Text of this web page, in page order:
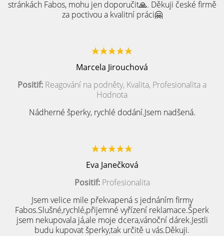
stránkách Fabos, mohu jen doporučit🙏. Děkuji české firmě
za poctivou a kvalitní práci🤗
Marcela Jirouchová
Positif: Reagování na podněty, Kvalita, Profesionalita a
Hodnota
Nádherné šperky, rychlé dodání.Jsem nadšená.
Eva Janečková
Positif:Profesionalita
Jsem velice mile překvapená s jednáním firmy
Fabos.Slušné,rychlé,přijemné vyřízení reklamace.Šperk
jsem nekupovala já,ale moje dcera,vánoční dárek.Jestli
budu kupovat šperky,tak určitě u vás.Děkuji.